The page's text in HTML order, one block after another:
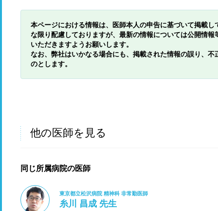
本ページにおける情報は、医師本人の申告に基づいて掲載
な限り配慮しておりますが、最新の情報については公開情
いただきますようお願いします。
なお、弊社はいかなる場合にも、掲載された情報の誤り、
のとします。
他の医師を見る
同じ所属病院の医師
東京都立松沢病院 精神科 非常勤医師
糸川 昌成 先生